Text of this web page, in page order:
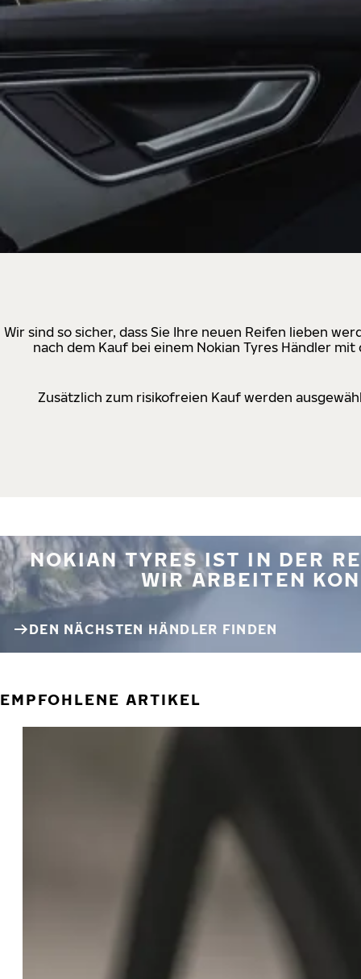
Wir sind so sicher, dass Sie Ihre neuen Reifen lieben
nach dem Kauf bei einem Nokian Tyres Händler
Zusätzlich zum risikofreien Kauf werden
NOKIAN TYRES IST IN DER
WIR ARBEITEN
DEN NÄCHSTEN HÄNDLER FINDEN
EMPFOHLENE ARTIKEL